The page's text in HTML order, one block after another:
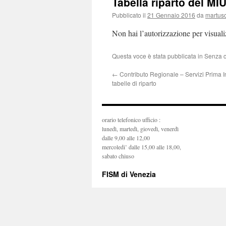
Pubblicato il 21 Gennaio 2016 da
Non hai l’autorizzazione per
Questa voce è stata pubblicata in Senza
← Contributo Regionale – Servizi Prima
tabelle di riparto
orario telefonico ufficio :
lunedì, martedì, giovedì, venerdì
dalle 9,00 alle 12,00
mercoledi’ dalle 15,00 alle 18,00,
sabato chiuso
FISM di Venezia